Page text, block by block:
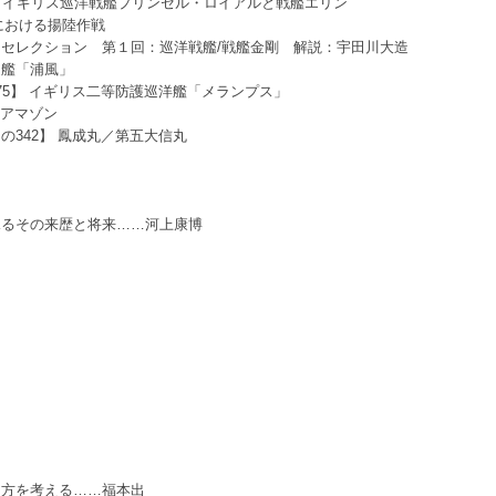
ける揚陸作戦
レクション 第１回：巡洋戦艦/戦艦金剛 解説：宇田川大造
「浦風」
イギリス二等防護巡洋艦「メランプス」
マゾン
342】 鳳成丸／第五大信丸
その来歴と将来……河上康博
を考える……福本出